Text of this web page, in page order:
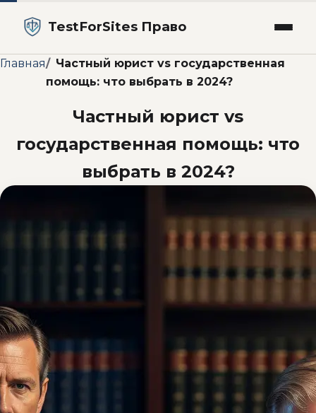
TestForSites Право
Главная
Частный юрист vs государственная
помощь: что выбрать в 2024?
Частный юрист vs
государственная помощь: что
выбрать в 2024?